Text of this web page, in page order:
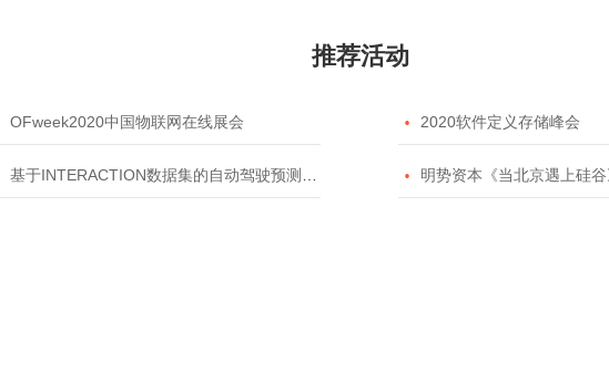
推荐活动
OFweek2020中国物联网在线展会  2020软件定义存储峰会
基于INTERACTION数据集的自动驾驶预测模型挑战赛  明势资本《当北京遇上硅谷》系列